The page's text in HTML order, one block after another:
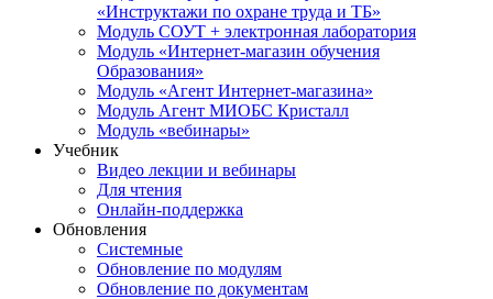
«Инструктажи по охране труда и ТБ»
Модуль СОУТ + электронная лаборатория
Модуль «Интернет-магазин обучения
Образования»
Модуль «Агент Интернет-магазина»
Модуль Агент МИОБС Кристалл
Модуль «вебинары»
Учебник
Видео лекции и вебинары
Для чтения
Онлайн-поддержка
Обновления
Системные
Обновление по модулям
Обновление по документам